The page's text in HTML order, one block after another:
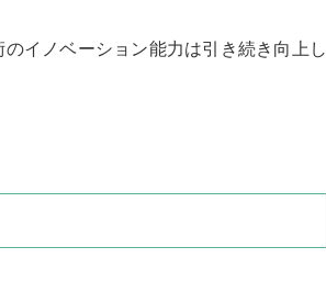
イノベーション能力は引き続き向上し